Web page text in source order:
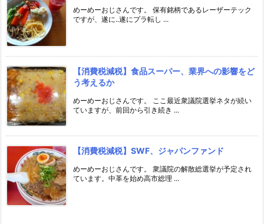
めーめーおじさんです。 保有銘柄であるレーザーテック
ですが、遂に..遂にプラ転し ...
【消費税減税】食品スーパー、業界への影響をど
う考えるか
めーめーおじさんです。 ここ最近衆議院選挙ネタが続い
ていますが、前回から引き続き ...
【消費税減税】SWF、ジャパンファンド
めーめーおじさんです。 衆議院の解散総選挙が予定され
ています。中革を始め高市総理 ...